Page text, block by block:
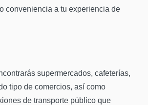
conveniencia a tu experiencia de
supermercados, cafeterías,
tipo de comercios, así como
de transporte público que